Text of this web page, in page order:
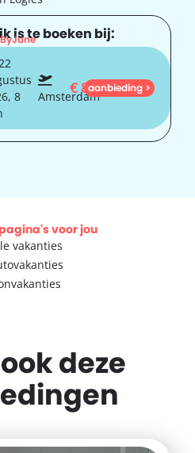
is te boeken bij:
ByJune
22
8
Amsterdam
€848
aanbieding >
voor jou
vakanties
deze